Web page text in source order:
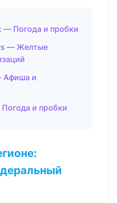
— Погода и пробки
— Желтые
Афиша и
и пробки